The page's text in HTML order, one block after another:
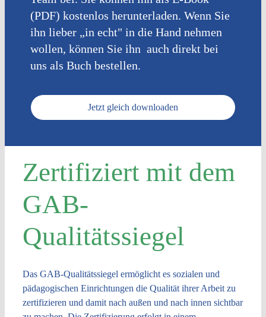
(PDF) kostenlos herunterladen. Wenn Sie
ihn lieber „in echt" in die Hand nehmen
wollen, können Sieihn auch direkt bei
unsals Buch bestellen.
Jetzt gleich downloaden
Zertifiziert mit dem
GAB-
Qualitätssiegel
Das GAB-Qualitätssiegel ermöglicht es sozialen und
pädagogischen Einrichtungen die Qualität ihrer Arbeit zu
zertifizieren und damit nach außen und nach innen sichtbar